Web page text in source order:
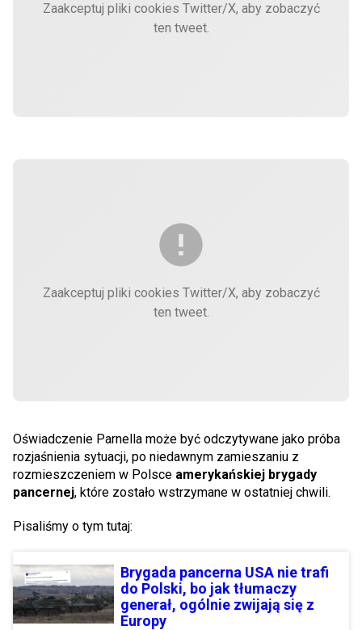
Zaakceptuj pliki cookies Twitter/X, aby zobaczyć
ten tweet.
Zaakceptuj pliki cookies Twitter/X, aby zobaczyć
ten tweet.
Oświadczenie Parnella może być odczytywane jako próba
rozjaśnienia sytuacji, po niedawnym zamieszaniu z
rozmieszczeniem w Polsce amerykańskiej brygady
pancernej, które zostało wstrzymane w ostatniej chwili.
Pisaliśmy o tym tutaj:
Brygada pancerna USA nie trafi
do Polski, bo jak tłumaczy
generał, ogólnie zwijają się z
Europy